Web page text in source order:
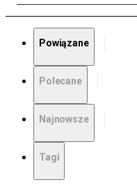
Powiązane
Polecane
Najnowsze
Tagi